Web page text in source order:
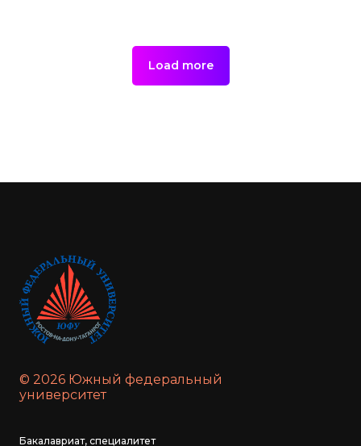
Load more
© 2026 Южный федеральный
университет
Бакалавриат, специалитет